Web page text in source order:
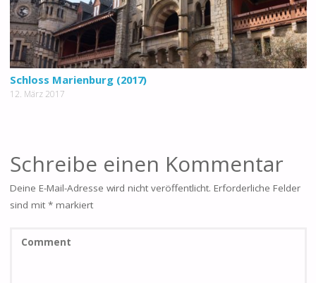
Schloss Marienburg (2017)
12. März 2017
Schreibe einen Kommentar
Deine E-Mail-Adresse wird nicht veröffentlicht. Erforderliche Felder
sind mit *markiert